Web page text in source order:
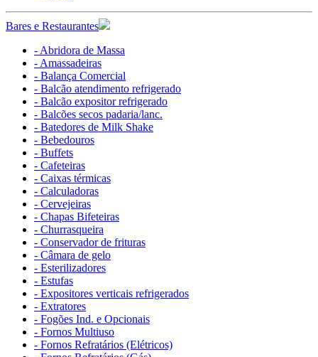
Bares e Restaurantes
- Abridora de Massa
- Amassadeiras
- Balança Comercial
- Balcão atendimento refrigerado
- Balcão expositor refrigerado
- Balcões secos padaria/lanc.
- Batedores de Milk Shake
- Bebedouros
- Buffets
- Cafeteiras
- Caixas térmicas
- Calculadoras
- Cervejeiras
- Chapas Bifeteiras
- Churrasqueira
- Conservador de frituras
- Câmara de gelo
- Esterilizadores
- Estufas
- Expositores verticais refrigerados
- Extratores
- Fogões Ind. e Opcionais
- Fornos Multiuso
- Fornos Refratários (Elétricos)